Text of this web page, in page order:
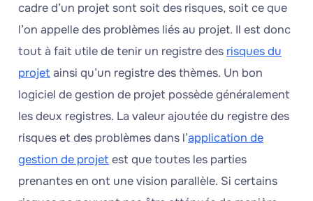
cadre d’un projet sont soit des risques, soit ce que
l’on appelle des problèmes liés au projet. Il est donc
tout à fait utile de tenir un registre des risques du
projet ainsi qu’un registre des thèmes. Un bon
logiciel de gestion de projet possède généralement
les deux registres. La valeur ajoutée du registre des
risques et des problèmes dans l’application de
gestion de projet est que toutes les parties
prenantes en ont une vision parallèle. Si certains